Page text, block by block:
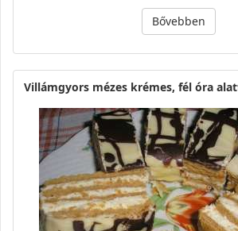
Bővebben
Villámgyors mézes krémes, fél óra